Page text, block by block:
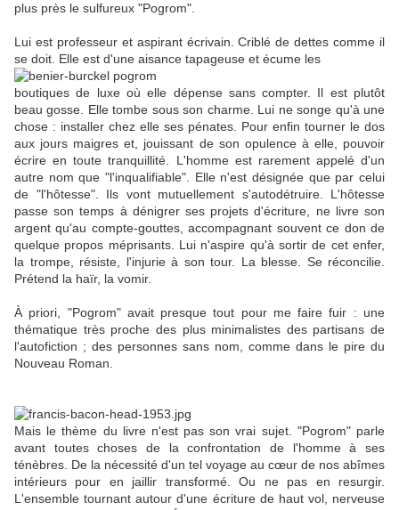
plus près le sulfureux "Pogrom".
Lui est professeur et aspirant écrivain. Criblé de dettes comme il
se doit. Elle est d'une aisance tapageuse et écume les
boutiques de luxe où elle dépense sans compter. Il est plutôt
beau gosse. Elle tombe sous son charme. Lui ne songe qu'à une
chose : installer chez elle ses pénates. Pour enfin tourner le dos
aux jours maigres et, jouissant de son opulence à elle, pouvoir
écrire en toute tranquillité. L'homme est rarement appelé d'un
autre nom que "l'inqualifiable". Elle n'est désignée que par celui
de "l'hôtesse". Ils vont mutuellement s'autodétruire. L'hôtesse
passe son temps à dénigrer ses projets d'écriture, ne livre son
argent qu'au compte-gouttes, accompagnant souvent ce don de
quelque propos méprisants. Lui n'aspire qu'à sortir de cet enfer,
la trompe, résiste, l'injurie à son tour. La blesse. Se réconcilie.
Prétend la haïr, la vomir.
À priori, "Pogrom" avait presque tout pour me faire fuir : une
thématique très proche des plus minimalistes des partisans de
l'autofiction ; des personnes sans nom, comme dans le pire du
Nouveau Roman.
Mais le thème du livre n'est pas son vrai sujet. "Pogrom" parle
avant toutes choses de la confrontation de l'homme à ses
ténèbres. De la nécessité d'un tel voyage au cœur de nos abîmes
intérieurs pour en jaillir transformé. Ou ne pas en resurgir.
L'ensemble tournant autour d'une écriture de haut vol, nerveuse